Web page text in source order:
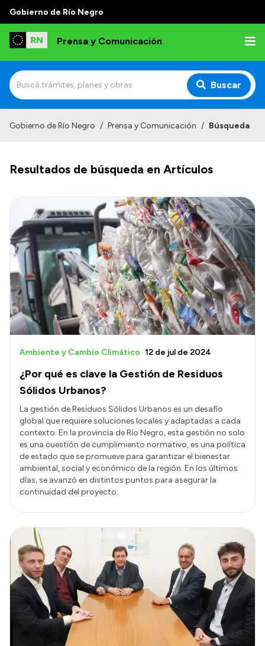
Gobierno de Río Negro
Prensa y Comunicación
Buscar
Autoridades
Archivo de noticias
Transparencia
Presupuesto
Boletín Oficial
Compras y licitaciones
Consulta de expedientes
Convocatorias
Intranet
Login
Gobierno de Río Negro / Prensa y Comunicación / Búsqueda
Resultados de búsqueda en Artículos
¿Por qué es clave la Gestión de Residuos
Sólidos Urbanos?
Ambiente y Cambio Climático 12 de jul de 2024
La gestión de Residuos Sólidos Urbanos es un desafío
global que requiere soluciones locales y adaptadas a cada
contexto. En la provincia de Río Negro, esta gestión no solo
es una cuestión de cumplimiento normativo, es una política
de estado que se promueve para garantizar el bienestar
ambiental, social y económico de la región. En los últimos
días, se avanzó en distintos puntos para asegurar la
continuidad del proyecto.